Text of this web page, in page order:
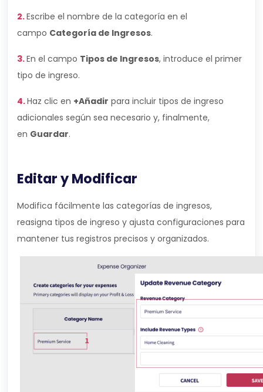
2.Escribe el nombre de la categoría en el
campo Categoría de Ingresos.
3.En el campo Tipos de Ingresos, introduce el primer
tipo de ingreso.
4.Haz clic en +Añadir para incluir tipos de ingreso
adicionales según sea necesario y, finalmente,
en Guardar.
Editar y Modificar
Modifica fácilmente las categorías de ingresos,
reasigna tipos de ingreso y ajusta configuraciones para
mantener tus registros precisos y organizados.